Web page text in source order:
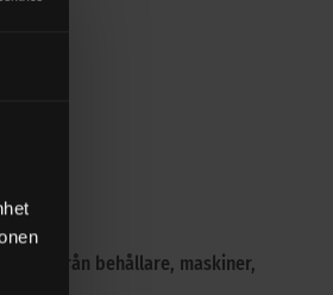
från behållare, maskiner,